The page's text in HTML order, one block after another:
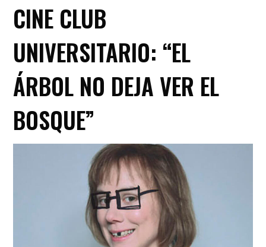
CINE CLUB
UNIVERSITARIO: “EL
ÁRBOL NO DEJA VER EL
BOSQUE”